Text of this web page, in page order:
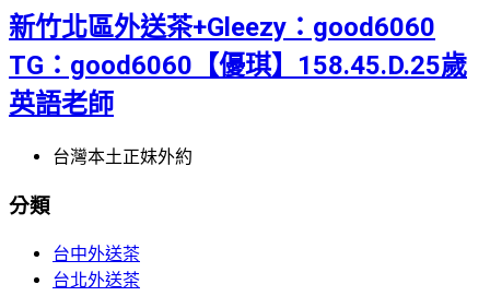
新竹北區外送茶+Gleezy：good6060
TG：good6060【優琪】158.45.D.25歲
英語老師
台灣本土正妹外約
分類
台中外送茶
台北外送茶